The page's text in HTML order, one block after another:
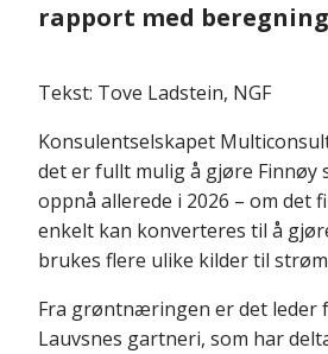
rapport med
Tekst: Tove Ladstein, NGF
Konsulentselskapet
det er fullt mulig å gjøre Finnøy
oppnå allerede i 2026 – om det
enkelt kan konverteres til å
brukes flere ulike kilder til
Fra grøntnæringen er det leder
Lauvsnes gartneri, som har